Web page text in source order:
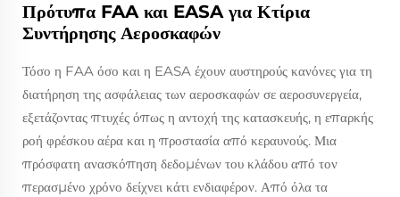
Πρότυπα FAA και EASA για Κτίρια
Συντήρησης Αεροσκαφών
Τόσο η FAA όσο και η EASA έχουν αυστηρούς κανόνες για τη
διατήρηση της ασφάλειας των αεροσκαφών σε αεροσυνεργεία,
εξετάζοντας πτυχές όπως η αντοχή της κατασκευής, η επαρκής
ροή φρέσκου αέρα και η προστασία από κεραυνούς. Μια
πρόσφατη ανασκόπηση δεδομένων του κλάδου από τον
περασμένο χρόνο δείχνει κάτι ενδιαφέρον. Από όλα τα